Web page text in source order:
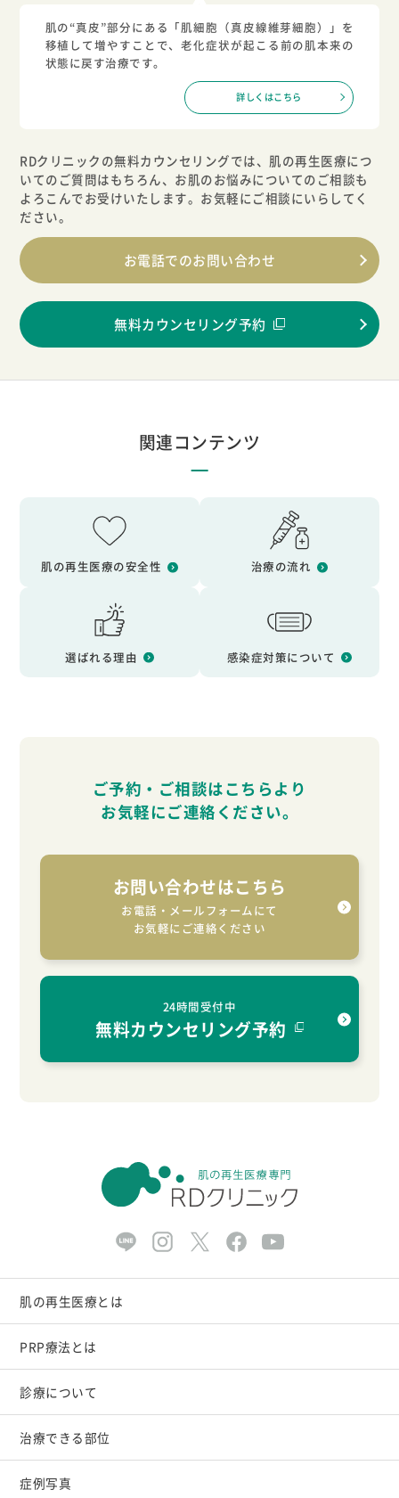
肌の“真皮”部分にある「肌細胞（真皮線維芽細胞）」を
移植して増やすことで、老化症状が起こる前の肌本来の
状態に戻す治療です。
詳しくはこちら
RDクリニックの無料カウンセリングでは、肌の再生医療につ
いてのご質問はもちろん、 お肌のお悩みについてのご相談も
よろこんでお受けいたします。お気軽にご相談にいらしてく
ださい。
お電話でのお問い合わせ
無料カウンセリング予約
関連コンテンツ
肌の再生医療の安全性 治療の流れ
選ばれる理由 感染症対策について
ご予約・ご相談はこちらより
お気軽にご連絡ください。
お問い合わせはこちら
お電話・メールフォームにて
お気軽にご連絡ください
24時間受付中
無料カウンセリング予約
肌の再生医療とは
PRP療法とは
診療について
治療できる部位
症例写真